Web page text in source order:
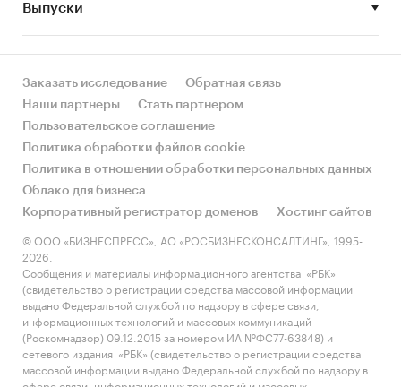
• Рынок растет или снижается? Если растет, то
за счет реального спроса или за счет
динамикой других регионов?
• Какое место регион занимает в России и в
своем федеральном округе по объему продаж
и по продажам на душу населения?
• К какому сегменту можно отнести рынок по
размеру и темпом роста (малый/крупный, с
опережающей динамикой/с отстающей
динамикой) в стратегической перспективе и в
текущей ситуации? Меняются ли позиции
региона с течением времени?
• Насколько рынок насыщен и какой у региона
потенциал роста, если сравнить его с
регионами со схожими доходами, со схожей
Выпуски
Заказать исследование
Обратная связь
Наши партнеры
Стать партнером
Пользовательское соглашение
Политика обработки файлов cookie
Политика в отношении обработки персональных данных
Облако для бизнеса
Корпоративный регистратор доменов
Хостинг сайтов
© ООО «БИЗНЕСПРЕСС», АО «РОСБИЗНЕСКОНСАЛТИНГ», 1995-
2026.
Сообщения и материалы информационного агентства «РБК»
(свидетельство о регистрации средства массовой информации
выдано Федеральной службой по надзору в сфере связи,
информационных технологий и массовых коммуникаций
(Роскомнадзор) 09.12.2015 за номером ИА №ФС77-63848) и
сетевого издания «РБК» (свидетельство о регистрации средства
массовой информации выдано Федеральной службой по надзору в